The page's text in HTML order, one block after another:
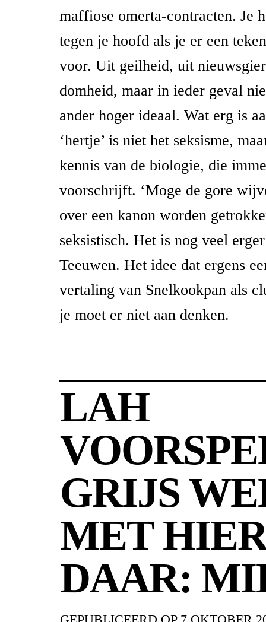
maffiose omerta-contracten. Je
tegen je hoofd als je er een
voor. Uit geilheid, uit
domheid, maar in ieder geval
ander hoger ideaal. Wat erg is
‘hertje’ is niet het seksisme,
kennis van de biologie, die
voorschrijft. ‘Moge de gore
over een kanon worden
seksistisch. Het is nog veel
Teeuwen. Het idee dat ergens
vertaling van Snelkookpan als
je moet er niet aan denken.
LAH
GRIJS
MET
DAAR: